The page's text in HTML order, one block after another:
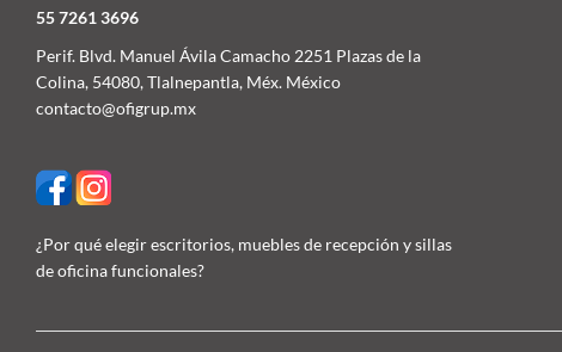
55 7261 3696
Perif. Blvd. Manuel Ávila Camacho 2251 Plazas de la
Colina, 54080, Tlalnepantla, Méx. México
contacto@ofigrup.mx
¿Por qué elegir escritorios, muebles de recepción y sillas
de oficina funcionales?